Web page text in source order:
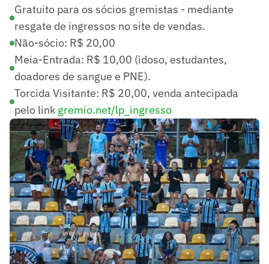
Gratuito para os sócios gremistas - mediante
resgate de ingressos no site de vendas.
Não-sócio: R$ 20,00
Meia-Entrada: R$ 10,00 (idoso, estudantes,
doadores de sangue e PNE).
Torcida Visitante: R$ 20,00, venda antecipada
pelo link gremio.net/lp_ingresso